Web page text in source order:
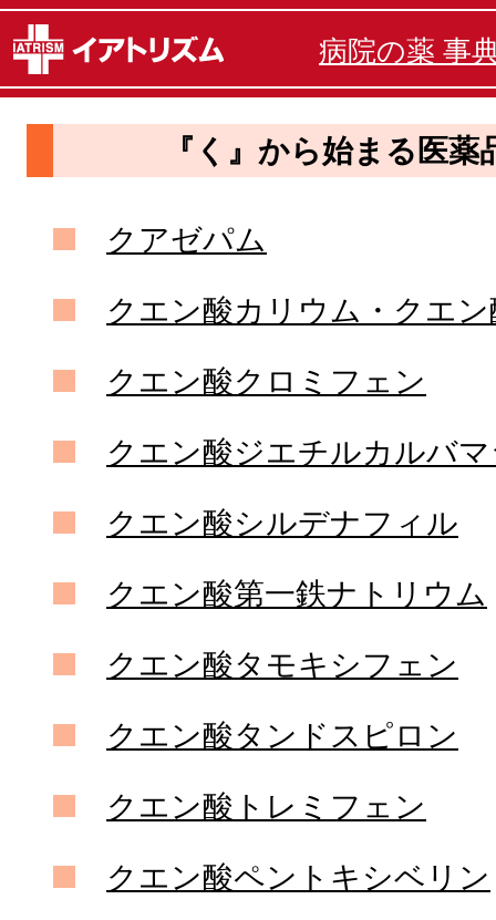
病院の薬 事
『く』から始まる医薬
クアゼパム
クエン酸カリウム・クエ
クエン酸クロミフェン
クエン酸ジエチルカルバ
クエン酸シルデナフィル
クエン酸第一鉄ナトリウム
クエン酸タモキシフェン
クエン酸タンドスピロン
クエン酸トレミフェン
クエン酸ペントキシベリン